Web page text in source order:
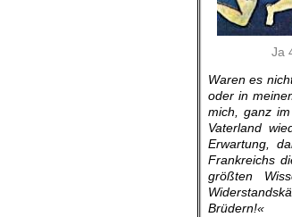
Ja
Waren es
oder in
mich, ganz
Vaterland
Erwartung,
Frankreichs
größten
Brüdern!«